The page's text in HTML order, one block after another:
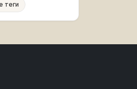
теги